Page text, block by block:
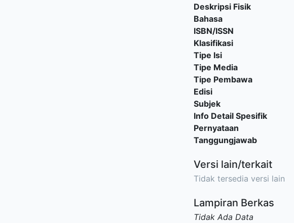
Deskripsi Fisik
Bahasa
ISBN/ISSN
Klasifikasi
Tipe Isi
Tipe Media
Tipe Pembawa
Edisi
Subjek
Info Detail Spesifik
Pernyataan
Tanggungjawab
Versi lain/terkait
Tidak tersedia versi lain
Lampiran Berkas
Tidak Ada Data